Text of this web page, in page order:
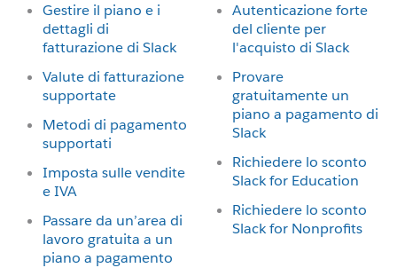
Gestire il piano e i
dettagli di
fatturazione di Slack
Valute di fatturazione
supportate
Metodi di pagamento
supportati
Imposta sulle vendite
e IVA
Passare da un’area di
lavoro gratuita a un
piano a pagamento
Autenticazione forte
del cliente per
l'acquisto di Slack
Provare
gratuitamente un
piano a pagamento di
Slack
Richiedere lo sconto
Slack for Education
Richiedere lo sconto
Slack for Nonprofits